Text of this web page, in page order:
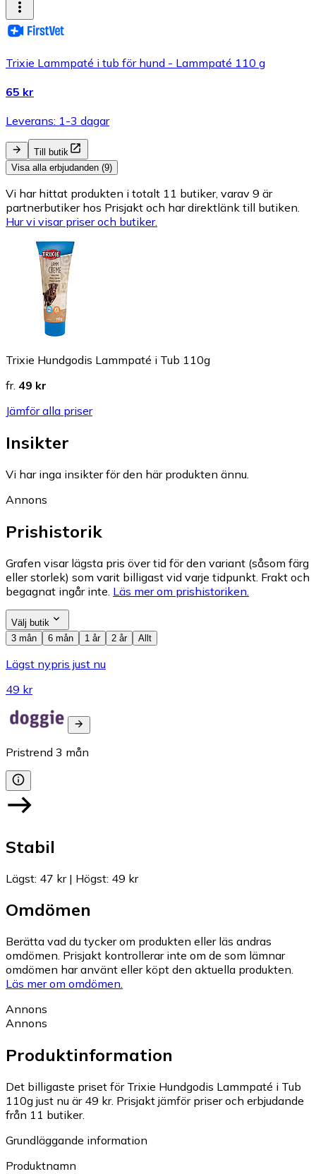
Trixie Lammpaté i tub för hund - Lammpaté 110 g
65 kr
Leverans: 1-3 dagar
Till butik
Visa alla erbjudanden (9)
Vi har hittat produkten i totalt 11 butiker, varav 9 är
partnerbutiker hos Prisjakt och har direktlänk till butiken.
Hur vi visar priser och butiker.
Trixie Hundgodis Lammpaté i Tub 110g
fr. 49 kr
Jämför alla priser
Insikter
Vi har inga insikter för den här produkten ännu.
Annons
Prishistorik
Grafen visar lägsta pris över tid för den variant (såsom färg
eller storlek) som varit billigast vid varje tidpunkt. Frakt och
begagnat ingår inte. Läs mer om prishistoriken.
Välj butik
3 mån
6 mån 1 år 2 år Allt
Lägst nypris just nu
49 kr
Pristrend 3 mån
Stabil
Lägst: 47 kr| Högst: 49 kr
Omdömen
Berätta vad du tycker om produkten eller läs andras
omdömen. Prisjakt kontrollerar inte om de som lämnar
omdömen har använt eller köpt den aktuella produkten.
Läs mer om omdömen.
Annons
Annons
Produktinformation
Det billigaste priset för Trixie Hundgodis Lammpaté i Tub
110g just nu är 49 kr. Prisjakt jämför priser och erbjudande
från 11 butiker.
Grundläggande information
Produktnamn